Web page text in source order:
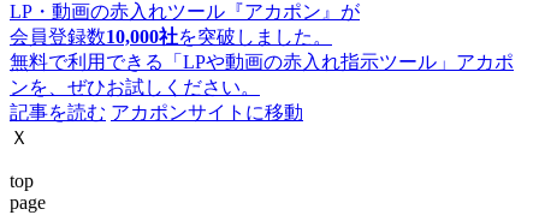
LP・動画の赤入れツール『アカポン』が
会員登録数10,000社を突破しました。
無料で利用できる「LPや動画の赤入れ指示ツール」アカポ
ンを、ぜひお試しください。
記事を読む アカポンサイトに移動
Ｘ
top
page